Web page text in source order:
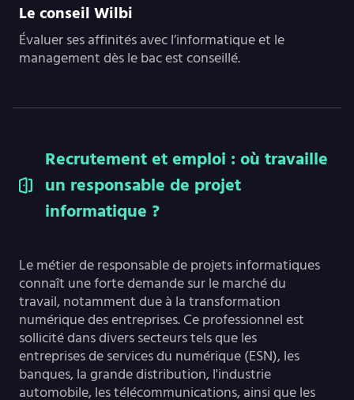
Le conseil Wilbi
Évaluer ses affinités avec l’informatique et le
management dès le bac est conseillé.
Recrutement et emploi : où travaille
un responsable de projet
informatique ?
Le métier de responsable de projets informatiques
connaît une forte demande sur le marché du
travail, notamment due à la transformation
numérique des entreprises. Ce professionnel est
sollicité dans divers secteurs tels que les
entreprises de services du numérique (ESN), les
banques, la grande distribution, l'industrie
automobile, les télécommunications, ainsi que les